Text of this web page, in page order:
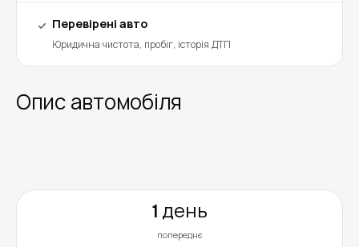
Перевірені авто
Юридична чистота, пробіг, історія ДТП
Опис автомобіля
1 день
попереднє